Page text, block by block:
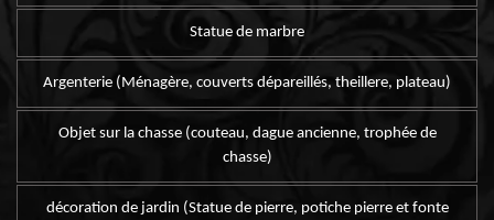
Statue de marbre
Argenterie (Ménagère, couverts dépareillés, theillere, plateau)
Objet sur la chasse (couteau, dague ancienne, trophée de
chasse)
décoration de jardin (Statue de pierre, potiche pierre et fonte